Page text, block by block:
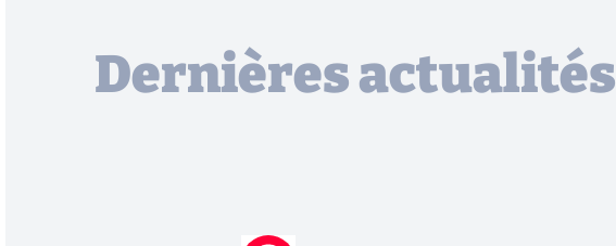
Dernières actualités